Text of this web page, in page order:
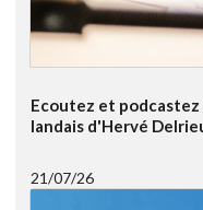
Ecoutez et
landais d'Hervé
21/07/26